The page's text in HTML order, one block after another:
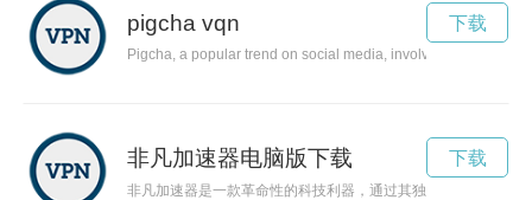
pigcha vqn
Pigcha, a popular trend on social media, involves sharing
下载
非凡加速器电脑版下载
非凡加速器是一款革命性的科技利器，通过其独特的设计和功
下载